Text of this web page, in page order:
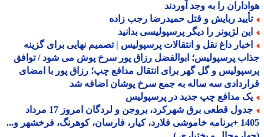
را به وجد آوردند
ربایش و قتل حمیدرضا رجب زاده
لژیونر را دیگر پرسپولیسی بدانید
داغ نقل و انتقالات پرسپولیس | تصمیم نهایی برای گزینه
پرسپولیس؛ ابوالفضل رزاق پور سرخ پوش می شود / توافق
و گل گهر برای انتقال مدافع چپ؛ رزاق پور با امضای
سه ساله به جمع سرخ پوشان اضافه شد
مدافع چپ جدید در پرسپولیس
جدول قطعی برق شهرکرد، بروجن و لردگان امروز 17 مرداد
1405 +برنامه خاموشی فلارد، کیار، فارسان، کوهرنگ، فرخشهر و...